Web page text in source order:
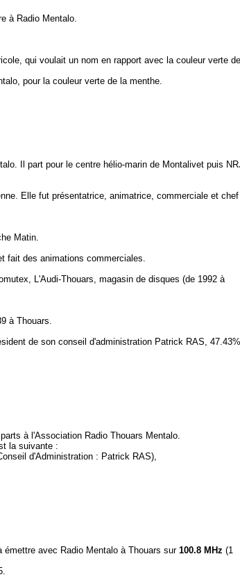
à Radio Mentalo.
qui voulait un nom en rapport avec la couleur verte de
pour la couleur verte de la menthe.
Il part pour le centre hélio-marin de Montalivet puis
Elle fut présentatrice, animatrice, commerciale et chef
Matin.
fait des animations commerciales.
L'Audi-Thouars, magasin de disques (de 1992 à
à Thouars.
de son conseil d'administration Patrick RAS,
à l'Association Radio Thouars Mentalo.
la suivante :
d'Administration : Patrick RAS),
avec Radio Mentalo à Thouars sur 100.8 MHz (1